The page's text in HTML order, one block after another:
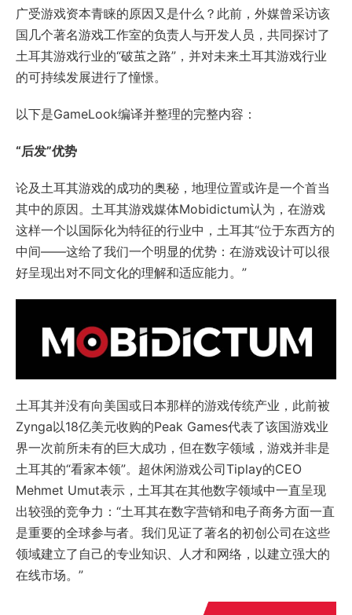
广受游戏资本青睐的原因又是什么？此前，外媒曾采访该
国几个著名游戏工作室的负责人与开发人员，共同探讨了
土耳其游戏行业的“破茧之路”，并对未来土耳其游戏行业
的可持续发展进行了憧憬。
以下是GameLook编译并整理的完整内容：
“后发”优势
论及土耳其游戏的成功的奥秘，地理位置或许是一个首当
其中的原因。土耳其游戏媒体Mobidictum认为，在游戏
这样一个以国际化为特征的行业中，土耳其“位于东西方的
中间——这给了我们一个明显的优势：在游戏设计可以很
好呈现出对不同文化的理解和适应能力。”
土耳其并没有向美国或日本那样的游戏传统产业，此前被
Zynga以18亿美元收购的Peak Games代表了该国游戏业
界一次前所未有的巨大成功，但在数字领域，游戏并非是
土耳其的“看家本领”。超休闲游戏公司Tiplay的CEO
Mehmet Umut表示，土耳其在其他数字领域中一直呈现
出较强的竞争力：“土耳其在数字营销和电子商务方面一直
是重要的全球参与者。我们见证了著名的初创公司在这些
领域建立了自己的专业知识、人才和网络，以建立强大的
在线市场。”